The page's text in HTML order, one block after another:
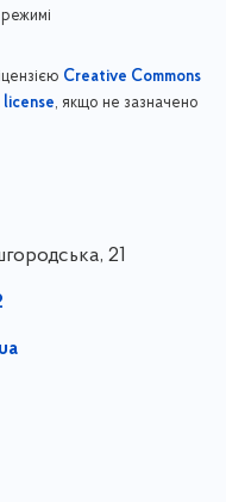
Creative Commons
, якщо не зазначено
21